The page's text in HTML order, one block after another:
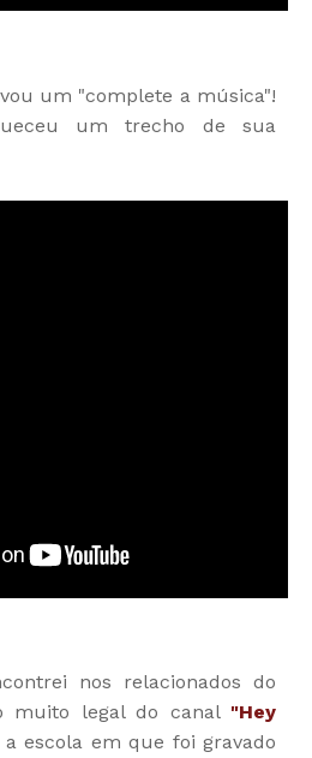
um "complete a música"!
um trecho de sua
nos relacionados do
muito legal do canal "Hey
escola em que foi gravado